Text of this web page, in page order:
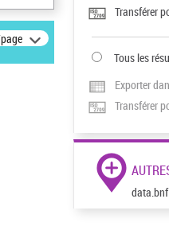
Transférer
Tous les
Exporter
Transférer